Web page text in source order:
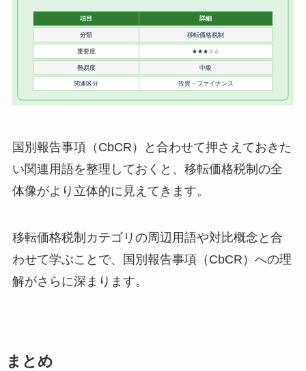
国別報告事項（CbCR）と合わせて押さえておきた
い関連用語を整理しておくと、移転価格税制の全
体像がより立体的に見えてきます。
移転価格税制カテゴリの周辺用語や対比概念と合
わせて学ぶことで、国別報告事項（CbCR）への理
解がさらに深まります。
まとめ